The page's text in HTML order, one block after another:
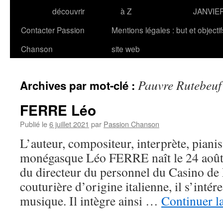
découvrir
à Z
Contacter Passion
Chanson
Mentions légales : but et
site web
Archives par mot-clé : Pauvre Rutebeuf
FERRE Léo
Publié le6 juillet 2021 par Passion Chanson
L’auteur, compositeur, interprète,
monégasque Léo FERRE naît le 24
du directeur du personnel du Casino
couturière d’origine italienne, il
musique. Il intègre ainsi … Continuer